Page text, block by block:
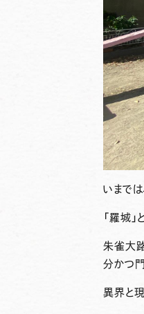
いまで
「羅城
朱雀大
分かつ門
異界と